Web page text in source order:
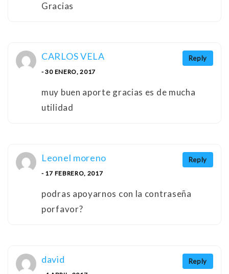
Gracias
Reply
CARLOS VELA
- 30 ENERO, 2017
muy buen aporte gracias es de mucha
utilidad
Reply
Leonel moreno
- 17 FEBRERO, 2017
podras apoyarnos con la contraseña
porfavor?
Reply
david